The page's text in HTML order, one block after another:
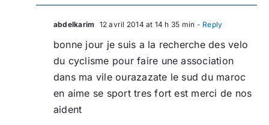
abdelkarim 12 avril 2014 at 14 h 35 min - Reply
bonne jour je suis a la recherche des velo
du cyclisme pour faire une association
dans ma vile ourazazate le sud du maroc
en aime se sport tres fort est merci de nos
aident